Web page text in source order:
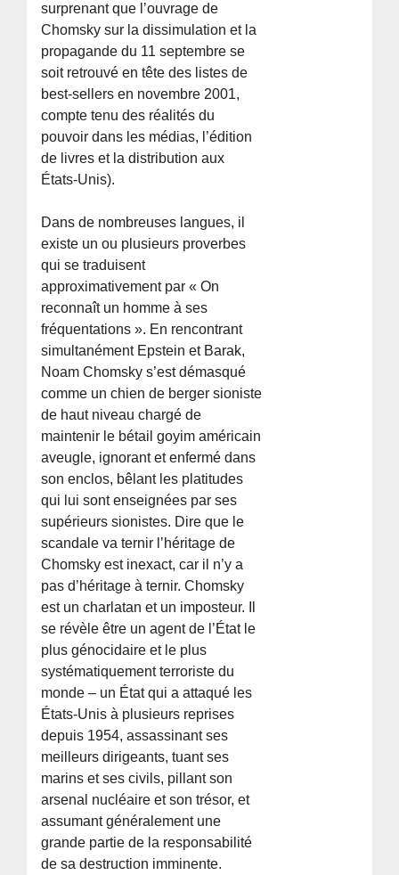
surprenant que l’ouvrage de
Chomsky sur la dissimulation et la
propagande du 11 septembre se
soit retrouvé en tête des listes de
best-sellers en novembre 2001,
compte tenu des réalités du
pouvoir dans les médias, l’édition
de livres et la distribution aux
États-Unis).
Dans de nombreuses langues, il
existe un ou plusieurs proverbes
qui se traduisent
approximativement par « On
reconnaît un homme à ses
fréquentations ». En rencontrant
simultanément Epstein et Barak,
Noam Chomsky s’est démasqué
comme un chien de berger sioniste
de haut niveau chargé de
maintenir le bétail goyim américain
aveugle, ignorant et enfermé dans
son enclos, bêlant les platitudes
qui lui sont enseignées par ses
supérieurs sionistes. Dire que le
scandale va ternir l’héritage de
Chomsky est inexact, car il n’y a
pas d’héritage à ternir. Chomsky
est un charlatan et un imposteur. Il
se révèle être un agent de l’État le
plus génocidaire et le plus
systématiquement terroriste du
monde – un État qui a attaqué les
États-Unis à plusieurs reprises
depuis 1954, assassinant ses
meilleurs dirigeants, tuant ses
marins et ses civils, pillant son
arsenal nucléaire et son trésor, et
assumant généralement une
grande partie de la responsabilité
de sa destruction imminente.